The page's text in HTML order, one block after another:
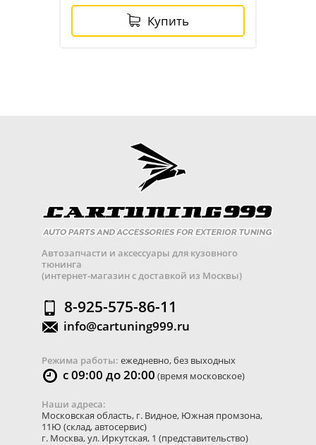
Купить
Автозапчасти и аксессуары для кузовного
тюнинга
(интернет-магазин с доставкой из Москвы)
8-925-575-86-11
info@cartuning999.ru
Режима работы: ежедневно, без выходных
с 09:00 до 20:00 (время московское)
Наши адреса:
Московская область, г. Видное, Южная промзона,
11Ю (склад, автосервис)
г. Москва,ул. Иркутская, 1 (представительство)